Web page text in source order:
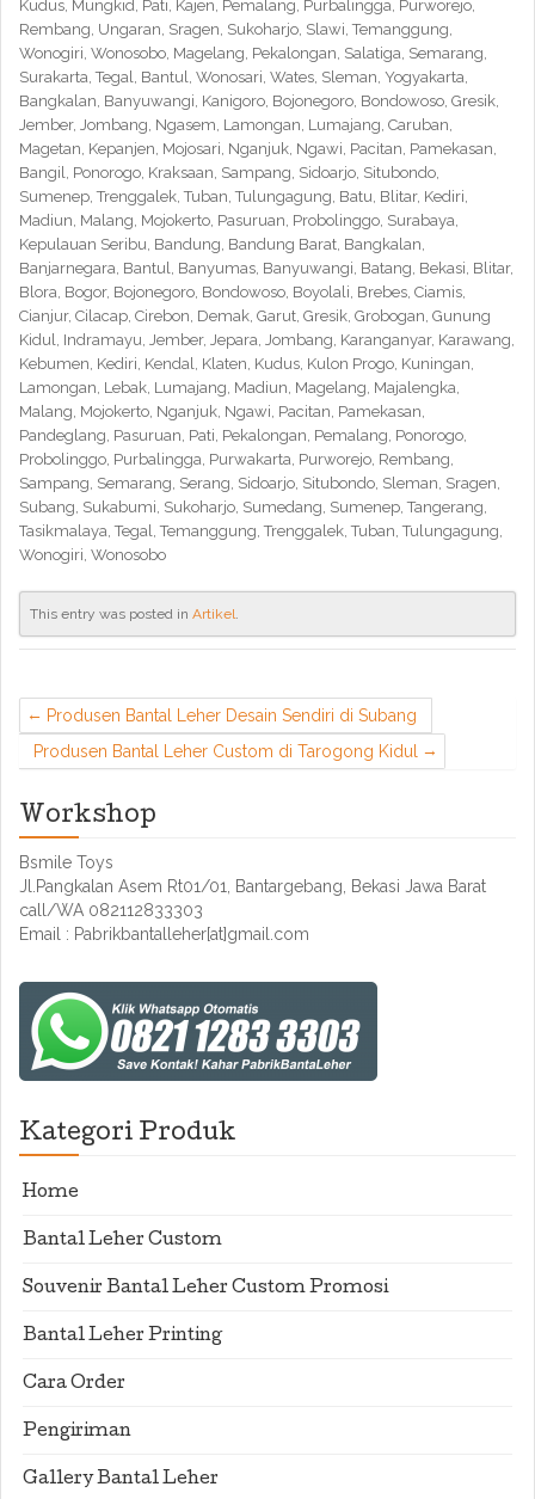
Kudus, Mungkid, Pati, Kajen, Pemalang, Purbalingga, Purworejo,
Rembang, Ungaran, Sragen, Sukoharjo, Slawi, Temanggung,
Wonogiri, Wonosobo, Magelang, Pekalongan, Salatiga, Semarang,
Surakarta, Tegal, Bantul, Wonosari, Wates, Sleman, Yogyakarta,
Bangkalan, Banyuwangi, Kanigoro, Bojonegoro, Bondowoso, Gresik,
Jember, Jombang, Ngasem, Lamongan, Lumajang, Caruban,
Magetan, Kepanjen, Mojosari, Nganjuk, Ngawi, Pacitan, Pamekasan,
Bangil, Ponorogo, Kraksaan, Sampang, Sidoarjo, Situbondo,
Sumenep, Trenggalek, Tuban, Tulungagung, Batu, Blitar, Kediri,
Madiun, Malang, Mojokerto, Pasuruan, Probolinggo, Surabaya,
Kepulauan Seribu, Bandung, Bandung Barat, Bangkalan,
Banjarnegara, Bantul, Banyumas, Banyuwangi, Batang, Bekasi, Blitar,
Blora, Bogor, Bojonegoro, Bondowoso, Boyolali, Brebes, Ciamis,
Cianjur, Cilacap, Cirebon, Demak, Garut, Gresik, Grobogan, Gunung
Kidul, Indramayu, Jember, Jepara, Jombang, Karanganyar, Karawang,
Kebumen, Kediri, Kendal, Klaten, Kudus, Kulon Progo, Kuningan,
Lamongan, Lebak, Lumajang, Madiun, Magelang, Majalengka,
Malang, Mojokerto, Nganjuk, Ngawi, Pacitan, Pamekasan,
Pandeglang, Pasuruan, Pati, Pekalongan, Pemalang, Ponorogo,
Probolinggo, Purbalingga, Purwakarta, Purworejo, Rembang,
Sampang, Semarang, Serang, Sidoarjo, Situbondo, Sleman, Sragen,
Subang, Sukabumi, Sukoharjo, Sumedang, Sumenep, Tangerang,
Tasikmalaya, Tegal, Temanggung, Trenggalek, Tuban, Tulungagung,
Wonogiri, Wonosobo
This entry was posted in Artikel.
Produsen Bantal Leher Desain Sendiri di Subang
Produsen Bantal Leher Custom di Tarogong Kidul
Workshop
Bsmile Toys
Jl.Pangkalan Asem Rt01/01, Bantargebang, Bekasi Jawa Barat
call/WA 082112833303
Email : Pabrikbantalleher[at]gmail.com
Kategori Produk
Home
Bantal Leher Custom
Souvenir Bantal Leher Custom Promosi
Bantal Leher Printing
Cara Order
Pengiriman
Gallery Bantal Leher